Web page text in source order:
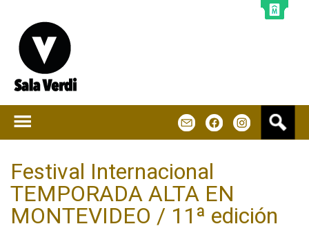
Festival Internacional
TEMPORADA ALTA EN
MONTEVIDEO / 11ª edición
s